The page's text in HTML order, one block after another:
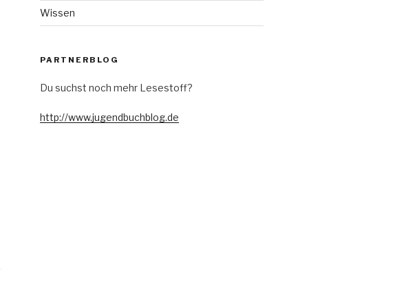
Wissen
PARTNERBLOG
Du suchst noch mehr Lesestoff?
http://www.jugendbuchblog.de